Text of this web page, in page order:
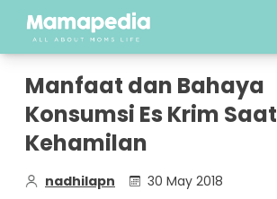
Manfaat dan Bahaya
Konsumsi Es Krim Saat
Kehamilan
nadhilapn 30 May 2018